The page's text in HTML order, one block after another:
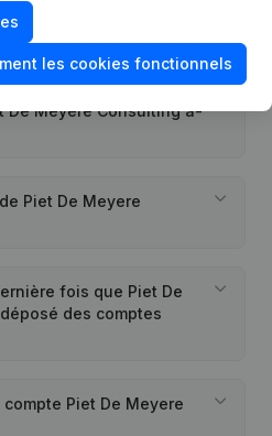
de Piet De Meyere
De Meyere Consulting a-
Piet De Meyere
fois que Piet De
des comptes
Piet De Meyere
les cookies fonctionnels